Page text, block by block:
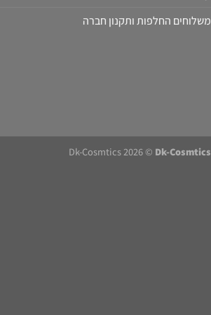
משלוחים החלפות ותקנון חברה
Dk-Cosmtics 2026 © Dk-Cosmtics